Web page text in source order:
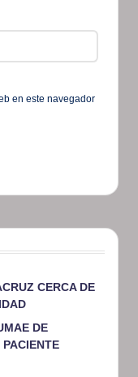
en este navegador
CERCA DE
DE